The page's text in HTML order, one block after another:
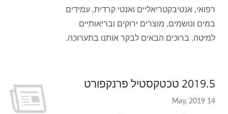
רפואי, אנטיבקטריאליים ואנטי קרדית, עמידים
במים ונושמים, מוצרים ירוקים ובריאותיים
למיטה. ברוכים הבאים לבקר אותנו בתערוכה.
2019.5 טכטקסטיל פרנקפורט
14 May, 2019